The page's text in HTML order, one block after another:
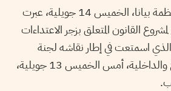
وقعت 11 جمعية ومنظمة بيانا، الخميس 14 جويلية، عبرت
القانون المتعلق بزجر الاعتداءات
اسمتعت في إطار نقاشه لجنة
التشريع لوزيري الدفاع والداخلية، أمس الخميس 13 جويلية،